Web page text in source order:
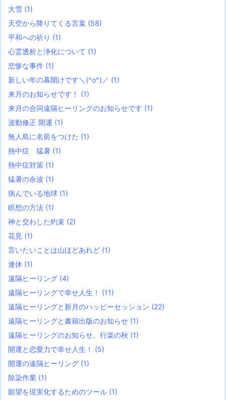
大雪 (1)
天空から降りてくる言葉 (58)
平和への祈り (1)
心霊透析と浄化について (1)
悲惨な事件 (1)
新しい年の幕開けです＼(^o^)／ (1)
来月のお知らせです！ (1)
来月の合同遠隔ヒーリングのお知らせです (1)
波動修正 開運 (1)
無人島に名前をつけた (1)
熱中症 猛暑 (1)
熱中症対策 (1)
猛暑の余波 (1)
病んでいる地球 (1)
瞑想の方法 (1)
神と交わした約束 (2)
花見 (1)
言いたいことは山ほどあれど (1)
連休 (1)
遠隔ヒーリング (4)
遠隔ヒーリングで幸せ人生！ (11)
遠隔ヒーリングと新月のハッピーセッション (22)
遠隔ヒーリングと書籍出版のお知らせ (1)
遠隔ヒーリングのお知らせ。行楽の秋 (1)
開運と恋愛力で幸せ人生！ (5)
開運の遠隔ヒーリング (1)
除染作業 (1)
願望を現実化するためのツール (1)